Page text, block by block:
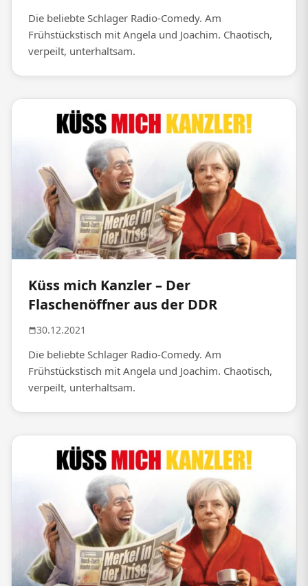
Die beliebte Schlager Radio-Comedy. Am
Frühstückstisch mit Angela und Joachim. Chaotisch,
verpeilt, unterhaltsam.
Küss mich Kanzler – Der
Flaschenöffner aus der DDR
30.12.2021
Die beliebte Schlager Radio-Comedy. Am
Frühstückstisch mit Angela und Joachim. Chaotisch,
verpeilt, unterhaltsam.